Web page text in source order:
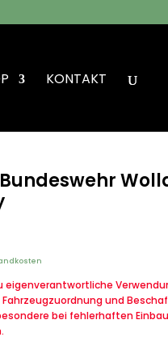
KONTAKT
eigenverantwortliche
und
bei fehlerhaften